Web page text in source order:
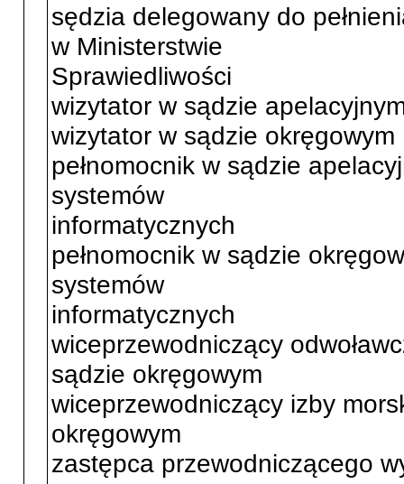
sędzia delegowany do
w Ministerstwie
Sprawiedliwości
wizytator w sądzie
wizytator w sądzie okręgowym
pełnomocnik w sądzie
systemów
informatycznych
pełnomocnik w sądzie
systemów
informatycznych
wiceprzewodniczący
sądzie okręgowym
wiceprzewodniczący izby
okręgowym
zastępca przewodniczącego